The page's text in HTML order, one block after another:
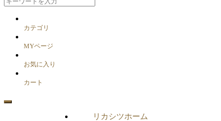
カテゴリ
MYページ
お気に入り
カート
リカシツホーム